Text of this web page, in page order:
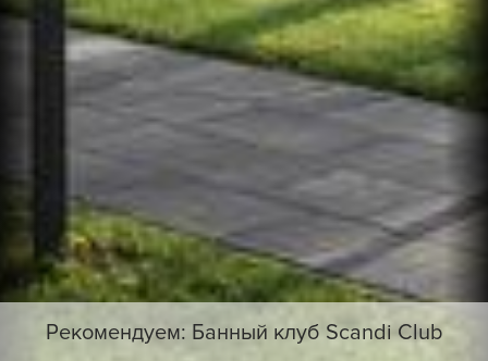
Рекомендуем: Банный клуб Scandi Club